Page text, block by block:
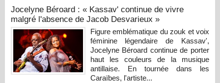
Jocelyne Béroard : « Kassav' continue de vivre
malgré l'absence de Jacob Desvarieux »
Figure emblématique du zouk et voix
féminine légendaire de Kassav',
Jocelyne Béroard continue de porter
haut les couleurs de la musique
antillaise. En tournée dans les
Caraïbes, l'artiste...